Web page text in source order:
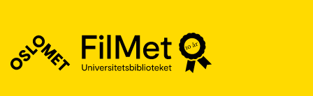
FilMet